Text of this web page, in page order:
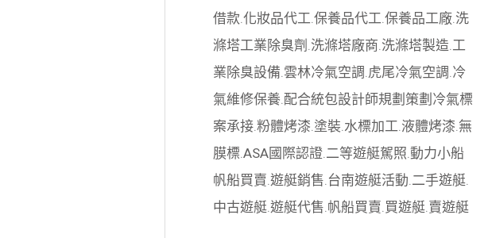
借款 化妝品代工 保養品代工 保養品工廠. 洗
滌塔工業除臭劑 洗滌塔廠商 洗滌塔製造 工
業除臭設備 雲林冷氣空調 虎尾冷氣空調 冷
氣維修保養 配合統包設計師規劃策劃 冷氣標
案承接. 粉體烤漆 塗裝 水標加工 液體烤漆 無
膜標 ASA國際認證. 二等遊艇駕照 動力小船
帆船買賣 遊艇銷售 台南遊艇活動 二手遊艇.
中古遊艇. 遊艇代售 帆船買賣 買遊艇. 賣遊艇